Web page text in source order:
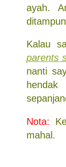
ayah.
Kalau
parents
nanti
Nota:
mahal.